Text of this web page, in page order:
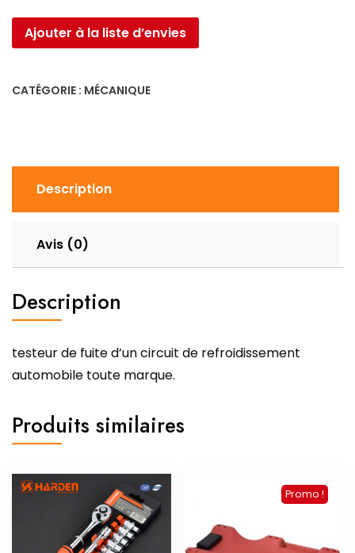
de
teste
refroidissement
Ajouter à la liste d’envies
CATÉGORIE : MÉCANIQUE
Description
Avis (0)
Description
testeur de fuite d’un circuit de refroidissement
automobile toute marque.
Produits similaires
Promo !